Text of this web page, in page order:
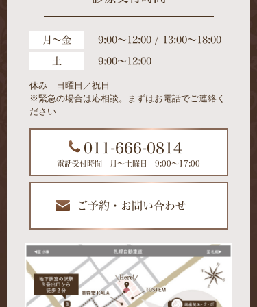
月～金 9:00～12:00 / 13:00～18:00
土 9:00～12:00
休み 日曜日／祝日
※緊急の場合は応相談。まずはお電話でご連絡く
ださい
011-666-0814
電話受付時間 月～土曜日 9:00～17:00
ご予約・お問い合わせ